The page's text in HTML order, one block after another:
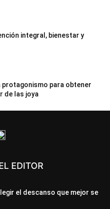
integral, bienestar y
protagonismo para obtener
de las joya
EDITOR
el descanso que mejor se